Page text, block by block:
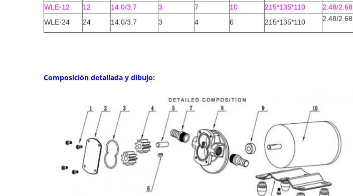
WLE-12 12 14.0/3.7 3 7 10 215*135*110
2.48/2.68
WLE-24
24 14.0/3.7 3 4 6 215*135*110 2.48/2.68
Composición detallada y dibujo: